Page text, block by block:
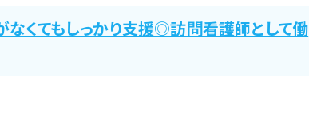
くてもしっかり支援◎訪問看護師として働